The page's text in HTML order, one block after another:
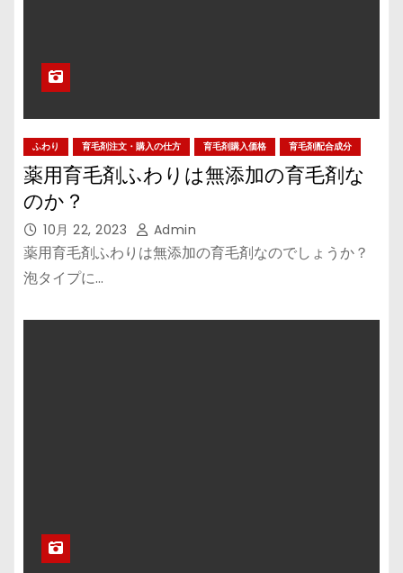
ふわり 育毛剤注文・購入の仕方 育毛剤購入価格 育毛剤配合成分
薬用育毛剤ふわりは無添加の育毛剤な
のか？
10月 22, 2023 Admin
薬用育毛剤ふわりは無添加の育毛剤なのでしょうか？
泡タイプに…